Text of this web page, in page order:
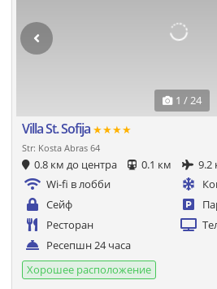
1 / 24
Villa St. Sofija ★★★★
Str: Kosta Abras 64
0.8 км до центра 0.1 км
9.2
Wi-fi в лобби
Сейф
Ресторан
Ресепшн 24 часа
Хорошее расположение